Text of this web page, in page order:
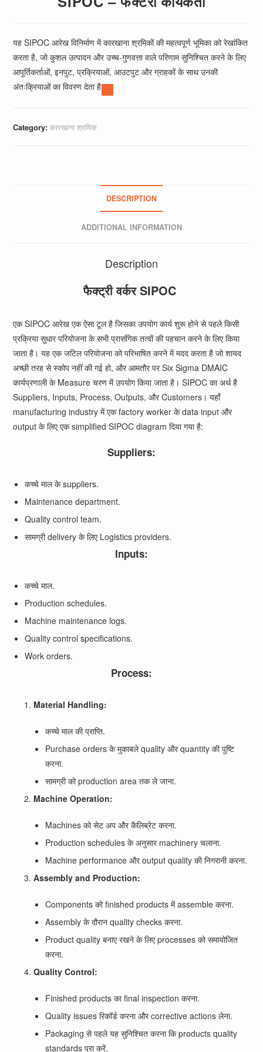
यह SIPOC आरेख विनिर्माण में कारखाना श्रमिकों की महत्वपूर्ण भूमिका को रेखांकित
करता है, जो कुशल उत्पादन और उच्च-गुणवत्ता वाले परिणाम सुनिश्चित करने के लिए
आपूर्तिकर्ताओं, इनपुट, प्रक्रियाओं, आउटपुट और ग्राहकों के साथ उनकी
अंतःक्रियाओं का विवरण देता है
Category:कारखाना श्रमिक
DESCRIPTION
ADDITIONAL INFORMATION
Description
फैक्ट्री वर्कर SIPOC
एक SIPOC आरेख एक ऐसा टूल है जिसका उपयोग कार्य शुरू होने से पहले किसी
प्रक्रिया सुधार परियोजना के सभी प्रासंगिक तत्वों की पहचान करने के लिए किया
जाता है। यह एक जटिल परियोजना को परिभाषित करने में मदद करता है जो शायद
अच्छी तरह से स्कोप नहीं की गई हो, और आमतौर पर Six Sigma DMAIC
कार्यप्रणाली के Measure चरण में उपयोग किया जाता है। SIPOC का अर्थ है
Suppliers, Inputs, Process, Outputs, और Customers। यहाँ
manufacturing industry में एक factory worker के data input और
output के लिए एक simplified SIPOC diagram दिया गया है:
Suppliers:
कच्चे माल के suppliers.
Maintenance department.
Quality control team.
सामग्री delivery के लिए Logistics providers.
Inputs:
कच्चे माल.
Production schedules.
Machine maintenance logs.
Quality control specifications.
Work orders.
Process:
Material Handling:
कच्चे माल की प्राप्ति.
Purchase orders के मुकाबले quality और quantity की पुष्टि
करना.
सामग्री को production area तक ले जाना.
Machine Operation:
Machines को सेट अप और कैलिब्रेट करना.
Production schedules के अनुसार machinery चलाना.
Machine performance और output quality की निगरानी करना.
Assembly and Production:
Components को finished products में assemble करना.
Assembly के दौरान quality checks करना.
Product quality बनाए रखने के लिए processes को समायोजित
करना.
Quality Control:
Finished products का final inspection करना.
Quality issues रिकॉर्ड करना और corrective actions लेना.
Packaging से पहले यह सुनिश्चित करना कि products quality
standards पूरा करें.